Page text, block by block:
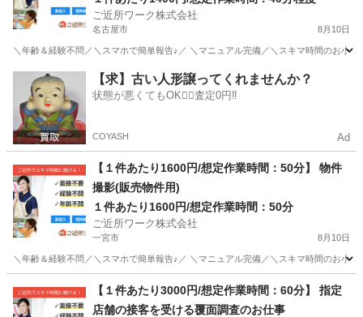
ご近所ワーク株式会社
名古屋市 8月10日
＼年齢＆経験不問／＼スマホで簡単報告♪／ ＼マニュアル完備／＼スキマ時間のお小
名古屋市 その他
【求】古い人形譲ってくれませんか？
状態が悪くてもOK🙆‍♀️査定0円‼️
COYASH Ad
【１件あたり1600円/想定作業時間：50分】 物件
撮影(販売物件用)
１件あたり1600円/想定作業時間：50分
ご近所ワーク株式会社
一宮市 8月10日
＼年齢＆経験不問／＼スマホで簡単報告♪／ ＼マニュアル完備／＼スキマ時間のお小
その他 1件
【１件あたり3000円/想定作業時間：60分】 指定
店舗の接客を受ける覆面調査のお仕事